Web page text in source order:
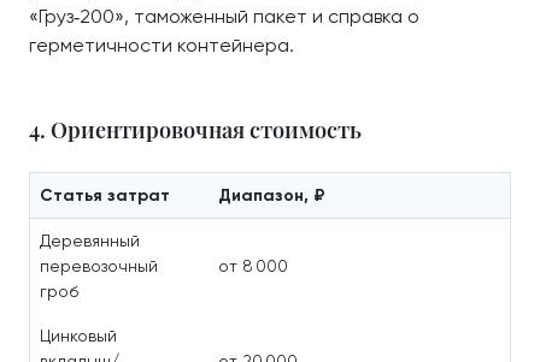
«Груз‑200», таможенный пакет и справка о
герметичности контейнера.
4. Ориентировочная стоимость
Статья затрат Диапазон, ₽
Деревянный
перевозочный
гроб
от 8 000
Цинковый